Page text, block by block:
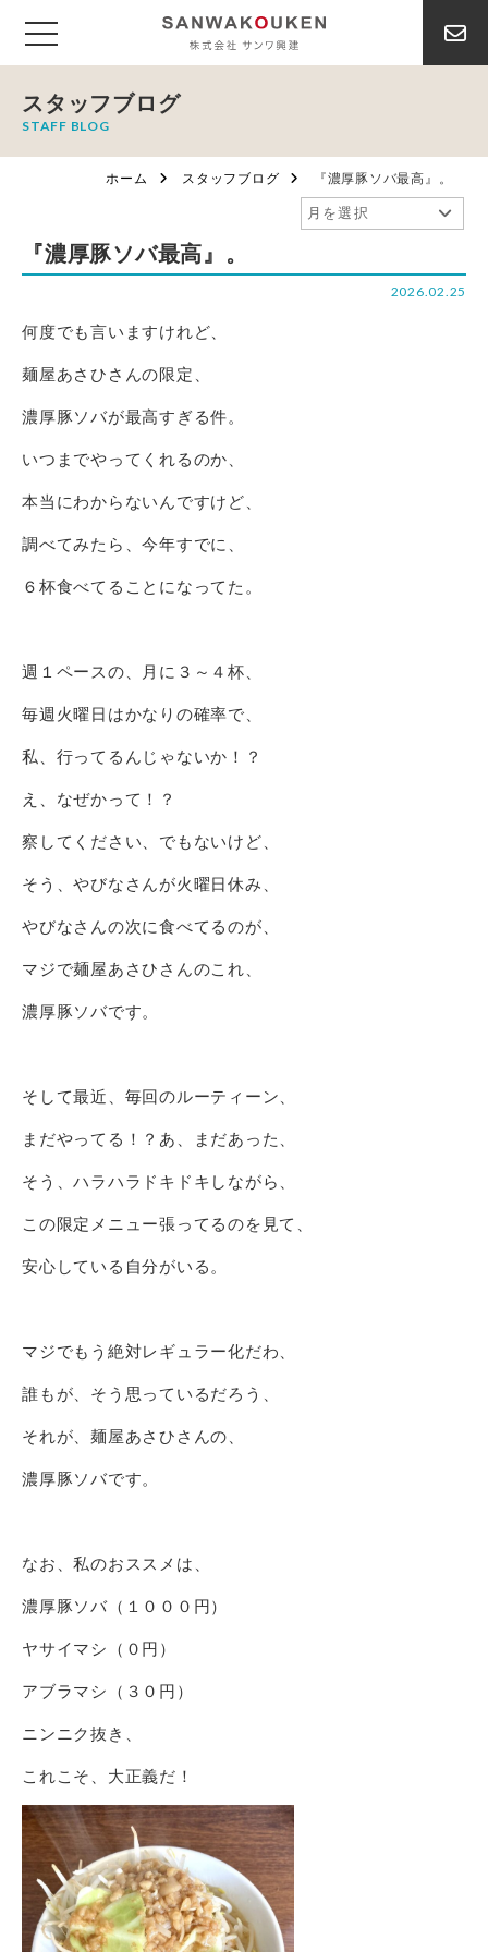
スタッフブログ
STAFF BLOG
ホーム スタッフブログ 『濃厚豚ソバ最高』。
『濃厚豚ソバ最高』。
2026.02.25
何度でも言いますけれど、
麺屋あさひさんの限定、
濃厚豚ソバが最高すぎる件。
いつまでやってくれるのか、
本当にわからないんですけど、
調べてみたら、今年すでに、
６杯食べてることになってた。
週１ペースの、月に３～４杯、
毎週火曜日はかなりの確率で、
私、行ってるんじゃないか！？
え、なぜかって！？
察してください、でもないけど、
そう、やびなさんが火曜日休み、
やびなさんの次に食べてるのが、
マジで麺屋あさひさんのこれ、
濃厚豚ソバです。
そして最近、毎回のルーティーン、
まだやってる！？あ、まだあった、
そう、ハラハラドキドキしながら、
この限定メニュー張ってるのを見て、
安心している自分がいる。
マジでもう絶対レギュラー化だわ、
誰もが、そう思っているだろう、
それが、麺屋あさひさんの、
濃厚豚ソバです。
なお、私のおススメは、
濃厚豚ソバ（１０００円）
ヤサイマシ（０円）
アブラマシ（３０円）
ニンニク抜き、
これこそ、大正義だ！